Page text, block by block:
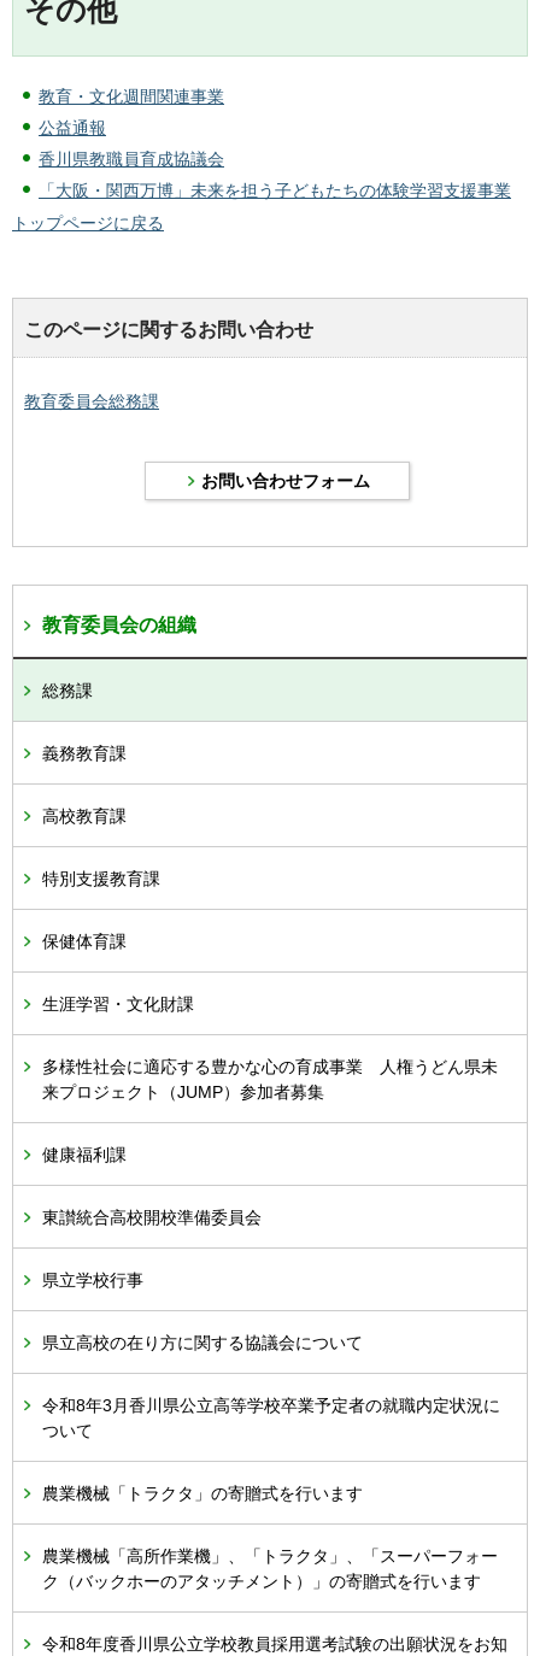
その他
教育・文化週間関連事業
公益通報
香川県教職員育成協議会
「大阪・関西万博」未来を担う子どもたちの体験学習支援事業
トップページに戻る
このページに関するお問い合わせ
教育委員会総務課
教育委員会の組織
総務課
義務教育課
高校教育課
特別支援教育課
保健体育課
生涯学習・文化財課
多様性社会に適応する豊かな心の育成事業 人権うどん県未
来プロジェクト（JUMP）参加者募集
健康福利課
東讃統合高校開校準備委員会
県立学校行事
県立高校の在り方に関する協議会について
令和8年3月香川県公立高等学校卒業予定者の就職内定状況に
ついて
農業機械「トラクタ」の寄贈式を行います
農業機械「高所作業機」、「トラクタ」、「スーパーフォー
ク（バックホーのアタッチメント）」の寄贈式を行います
令和8年度香川県公立学校教員採用選考試験の出願状況をお知